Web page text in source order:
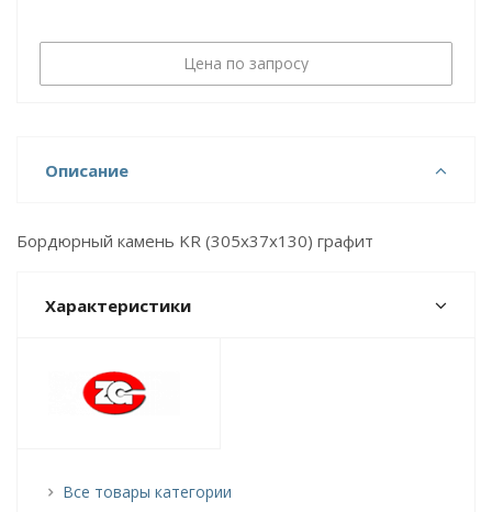
Цена по запросу
Описание
Бордюрный камень KR (305х37х130) графит
Характеристики
Все товары категории